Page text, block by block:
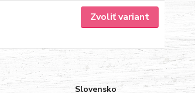
Zvoliť variant
Slovensko